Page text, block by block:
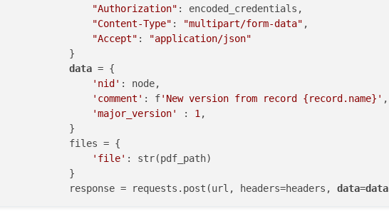
"Authorization" : encoded_credentials,
"Content-Type" : "multipart/form-data" ,
"Accept" :
"application/json"
}
data = {
'nid' : node,
'comment' : f'New version from record {record.name}' ,
'major_version'
: 1 ,
}
files = {
'file' : str(pdf_path)
}
response = requests.post(url, headers=headers,
data=data